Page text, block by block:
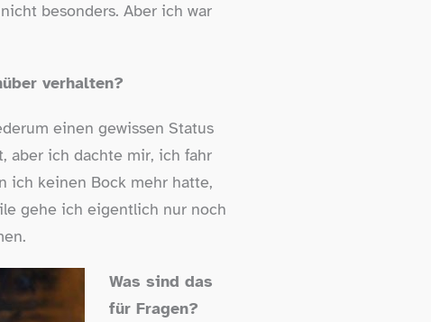
besonders. Aber ich war
verhalten?
einen gewissen Status
aber ich dachte mir, ich fahr
ich keinen Bock mehr hatte,
gehe ich eigentlich nur noch
Was sind das
für Fragen?